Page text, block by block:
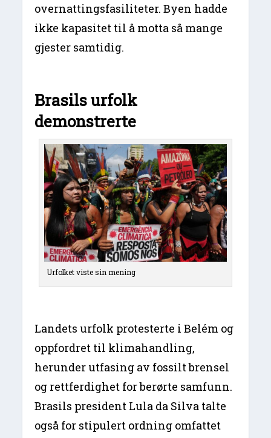
overnattingsfasiliteter. Byen hadde
ikke kapasitet til å motta så mange
gjester samtidig.
Brasils urfolk
demonstrerte
Urfolket viste sin mening
Landets urfolk protesterte i Belém og
oppfordret til klimahandling,
herunder utfasing av fossilt brensel
og rettferdighet for berørte samfunn.
Brasils president Lula da Silva talte
også for stipulert ordning omfattet